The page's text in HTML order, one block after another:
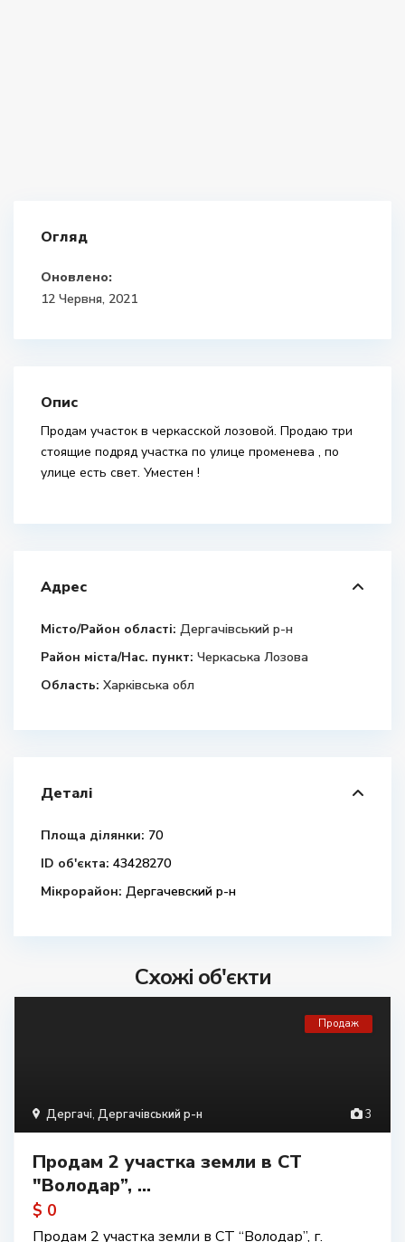
Огляд
Оновлено:
12 Червня, 2021
Опис
Продам участок в черкасской лозовой. Продаю три
стоящие подряд участка по улице променева , по
улице есть свет. Уместен !
Адрес
Місто/Район області: Дергачівський р-н
Район міста/Нас. пункт: Черкаська Лозова
Область: Харківська обл
Деталі
Площа ділянки: 70
ID об'єкта: 43428270
Мікрорайон: Дергачевский р-н
Схожі об'єкти
3
Дергачі, Дергачівський р-н
Продаж
Продам 2 участка земли в СТ
"Володар”, ...
$ 0
Продам 2 участка земли в СТ “Володар”, г.